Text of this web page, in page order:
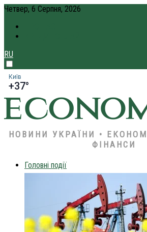
Четвер, 6 Серпня, 2026
RU
Київ
+37°
НОВИНИ УКРАЇНИ •
ФІНАНСИ
Головні події